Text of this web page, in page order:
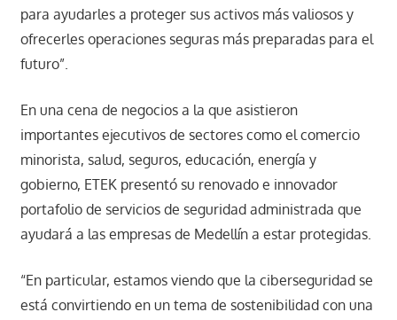
para ayudarles a proteger sus activos más valiosos y
ofrecerles operaciones seguras más preparadas para el
futuro”.
En una cena de negocios a la que asistieron
importantes ejecutivos de sectores como el comercio
minorista, salud, seguros, educación, energía y
gobierno, ETEK presentó su renovado e innovador
portafolio de servicios de seguridad administrada que
ayudará a las empresas de Medellín a estar protegidas.
“En particular, estamos viendo que la ciberseguridad se
está convirtiendo en un tema de sostenibilidad con una